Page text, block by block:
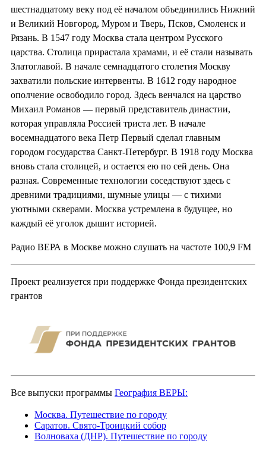
шестнадцатому веку под её началом объединились Нижний
и Великий Новгород, Муром и Тверь, Псков, Смоленск и
Рязань. В 1547 году Москва стала центром Русского
царства. Столица прирастала храмами, и её стали называть
Златоглавой. В начале семнадцатого столетия Москву
захватили польские интервенты. В 1612 году народное
ополчение освободило город. Здесь венчался на царство
Михаил Романов — первый представитель династии,
которая управляла Россией триста лет. В начале
восемнадцатого века Петр Первый сделал главным
городом государства Санкт-Петербург. В 1918 году Москва
вновь стала столицей, и остается ею по сей день. Она
разная. Современные технологии соседствуют здесь с
древними традициями, шумные улицы — с тихими
уютными скверами. Москва устремлена в будущее, но
каждый её уголок дышит историей.
Радио ВЕРА в Москве можно слушать на частоте 100,9 FM
Проект реализуется при поддержке Фонда президентских
грантов
Все выпуски программы География ВЕРЫ:
Москва. Путешествие по городу
Саратов. Свято-Троицкий собор
Волноваха (ДНР). Путешествие по городу